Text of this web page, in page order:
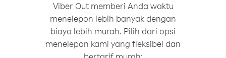
Viber Out memberi Anda waktu
menelepon lebih banyak dengan
biaya lebih murah. Pilih dari opsi
menelepon kami yang fleksibel dan